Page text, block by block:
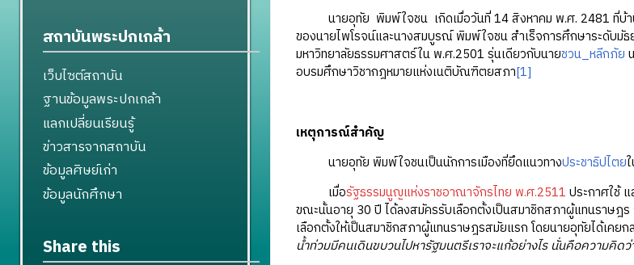
นายอุทัย พิมพ์ใจชน เกิดเมื่อวันที่ 14 สิงหาคม พ.ศ. 2481 ที่บ้าน
ของนายไพโรจน์และนางสมบูรณ์ พิมพ์ใจชน สำเร็จการศึกษาระดับ
มหาวิทยาลัยธรรมศาสตร์ใน พ.ศ.2501 รุ่นเดียวกับนายชวน_หลีกภัย
อบรมศึกษาวิชากฎหมายแห่งเนติบัณฑิตยสภา[1]
เหตุการณ์สำคัญ
นายอุทัย พิมพ์ใจชนเป็นนักการเมืองที่ยึดแนวทางประชาธิปไตย
เมื่อรัฐธรรมนูญแห่งราชอาณาจักรไทย พ.ศ.2511 ประกาศใช้
ขณะนั้นอายุ 30 ปี ได้ลงสมัครรับเลือกตั้งเป็นสมาชิกสภาผู้แทนราษฎ
เลือกตั้งให้เป็นสมาชิกสภาผู้แทนราษฎรสมัยแรก โดยนายอุทัยได้เคยก
น้ำท่วมมีคนเดินขบวนไปหารัฐมนตรีเราจะแก้อย่างไร นั่นคือความคิด
สถาบันพระปกเกล้า
เว็บไซต์สถาบัน
ฐานข้อมูลพระปกเกล้า
แลกเปลี่ยนเรียนรู้
ข่าวสารจากสถาบัน
ข้อมูลศิษย์เก่า
ข้อมูลนักศึกษา
Share this